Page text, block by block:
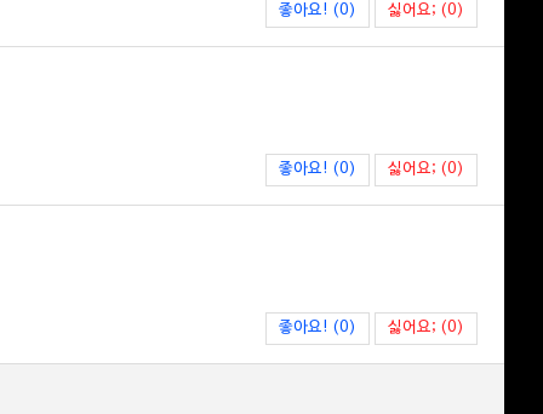
좋아요! (0) 싫어요; (0)
좋아요! (0) 싫어요; (0)
좋아요! (0) 싫어요; (0)